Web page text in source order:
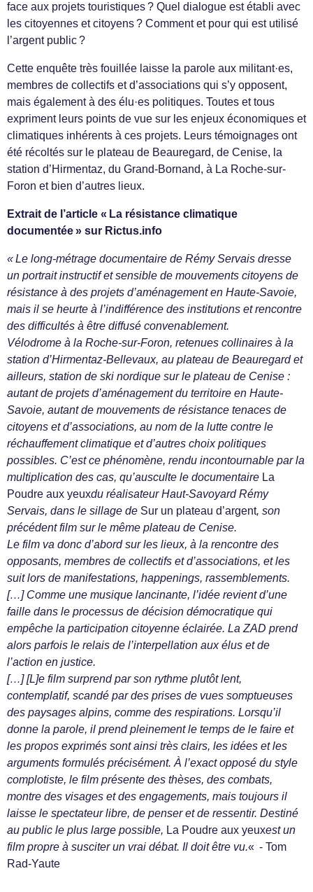
face aux projets touristiques ? Quel dialogue est établi avec
les citoyennes et citoyens ? Comment et pour qui est utilisé
l’argent public ?
Cette enquête très fouillée laisse la parole aux militant·es,
membres de collectifs et d’associations qui s’y opposent,
mais également à des élu·es politiques. Toutes et tous
expriment leurs points de vue sur les enjeux économiques et
climatiques inhérents à ces projets. Leurs témoignages ont
été récoltés sur le plateau de Beauregard, de Cenise, la
station d’Hirmentaz, du Grand-Bornand, à La Roche-sur-
Foron et bien d’autres lieux.
Extrait de l’article « La résistance climatique
documentée » sur Rictus.info
« Le long-métrage documentaire de Rémy Servais dresse
un portrait instructif et sensible de mouvements citoyens de
résistance à des projets d’aménagement en Haute-Savoie,
mais il se heurte à l’indifférence des institutions et rencontre
des difficultés à être diffusé convenablement.
Vélodrome à la Roche-sur-Foron, retenues collinaires à la
station d’Hirmentaz-Bellevaux, au plateau de Beauregard et
ailleurs, station de ski nordique sur le plateau de Cenise :
autant de projets d’aménagement du territoire en Haute-
Savoie, autant de mouvements de résistance tenaces de
citoyens et d’associations, au nom de la lutte contre le
réchauffement climatique et d’autres choix politiques
possibles. C’est ce phénomène, rendu incontournable par la
multiplication des cas, qu’ausculte le documentaire La
Poudre aux yeuxdu réalisateur Haut-Savoyard Rémy
Servais, dans le sillage de Sur un plateau d’argent, son
précédent film sur le même plateau de Cenise.
Le film va donc d’abord sur les lieux, à la rencontre des
opposants, membres de collectifs et d’associations, et les
suit lors de manifestations, happenings, rassemblements.
[…] Comme une musique lancinante, l’idée revient d’une
faille dans le processus de décision démocratique qui
empêche la participation citoyenne éclairée. La ZAD prend
alors parfois le relais de l’interpellation aux élus et de
l’action en justice.
[…] [L]e film surprend par son rythme plutôt lent,
contemplatif, scandé par des prises de vues somptueuses
des paysages alpins, comme des respirations. Lorsqu’il
donne la parole, il prend pleinement le temps de le faire et
les propos exprimés sont ainsi très clairs, les idées et les
arguments formulés précisément. À l’exact opposé du style
complotiste, le film présente des thèses, des combats,
montre des visages et des engagements, mais toujours il
laisse le spectateur libre, de penser et de ressentir. Destiné
au public le plus large possible, La Poudre aux yeuxest un
film propre à susciter un vrai débat. Il doit être vu.« - Tom
Rad-Yaute